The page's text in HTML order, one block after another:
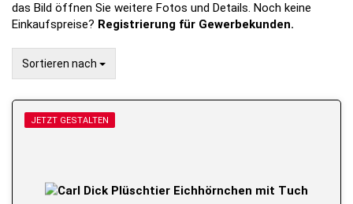
das Bild öffnen Sie weitere Fotos und Details. Noch keine
Einkaufspreise? Registrierung für Gewerbekunden.
Sortieren nach
Sortieren nach
JETZT GESTALTEN